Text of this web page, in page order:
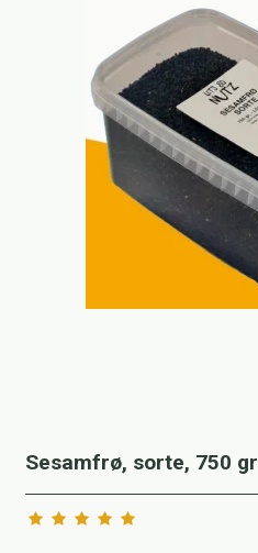
Sesamfrø, sorte, 750 gr